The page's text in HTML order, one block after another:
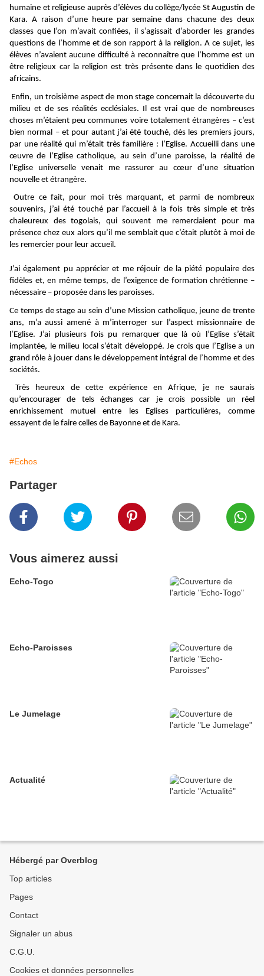
humaine et religieuse auprès d’élèves du collège/lycée St Augustin de
Kara. A raison d’une heure par semaine dans chacune des deux
classes que l’on m’avait confiées, il s’agissait d’aborder les grandes
questions de l’homme et de son rapport à la religion. A ce sujet, les
élèves n’avaient aucune difficulté à reconnaître que l’homme est un
être religieux car la religion est très présente dans le quotidien des
africains.
Enfin, un troisième aspect de mon stage concernait la découverte du
milieu et de ses réalités ecclésiales. Il est vrai que de nombreuses
choses m’étaient peu communes voire totalement étrangères – c’est
bien normal – et pour autant j’ai été touché, dès les premiers jours,
par une réalité qui m’était très familière : l’Eglise. Accueilli dans une
œuvre de l’Eglise catholique, au sein d’une paroisse, la réalité de
l’Eglise universelle venait me rassurer au cœur d’une situation
nouvelle et étrangère.
Outre ce fait, pour moi très marquant, et parmi de nombreux
souvenirs, j’ai été touché par l’accueil à la fois très simple et très
chaleureux des togolais, qui souvent me remerciaient pour ma
présence chez eux alors qu’il me semblait que c’était plutôt à moi de
les remercier pour leur accueil.
J’ai également pu apprécier et me réjouir de la piété populaire des
fidèles et, en même temps, de l’exigence de formation chrétienne –
nécessaire – proposée dans les paroisses.
Ce temps de stage au sein d’une Mission catholique, jeune de trente
ans, m’a aussi amené à m’interroger sur l’aspect missionnaire de
l’Eglise. J’ai plusieurs fois pu remarquer que là où l’Eglise s’était
implantée, le milieu local s’était développé. Je crois que l’Eglise a un
grand rôle à jouer dans le développement intégral de l’homme et des
sociétés.
Très heureux de cette expérience en Afrique, je ne saurais
qu’encourager de tels échanges car je crois possible un réel
enrichissement mutuel entre les Eglises particulières, comme
essayent de le faire celles de Bayonne et de Kara.
#Echos
Partager
Vous aimerez aussi
Echo-Togo
Echo-Paroisses
Le Jumelage
Actualité
Hébergé par Overblog
Top articles
Pages
Contact
Signaler un abus
C.G.U.
Cookies et données personnelles